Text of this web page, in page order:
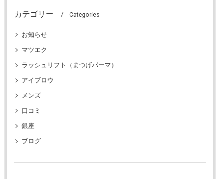
カテゴリー Categories
お知らせ
マツエク
ラッシュリフト（まつげパーマ）
アイブロウ
メンズ
口コミ
銀座
ブログ